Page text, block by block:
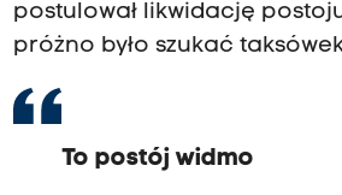
postulował likwidację
próżno było szukać
To postój widmo